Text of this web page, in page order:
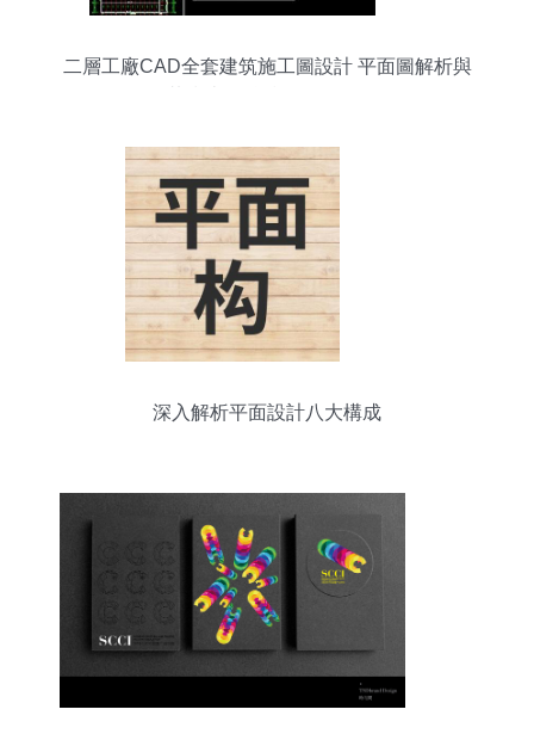
二層工廠CAD全套建筑施工圖設計 平面圖解析與
深入解析平面設計八大構成